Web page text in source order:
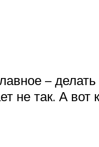
–
не так. А вот